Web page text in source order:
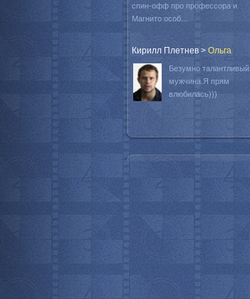
спин-офф про профессора и
Магнито особ...
Кирилл Плетнев > Oльга
Безумно талантливый
мужчина.Я прям
влюбилась)))